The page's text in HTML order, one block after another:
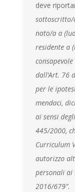
deve
sottoscritto/
nato/a a
residente a
dall’Art. 76
per le
mendaci,
ai sensi
445/2000,
Curriculum
autorizzo
personali ai
2016/679”.